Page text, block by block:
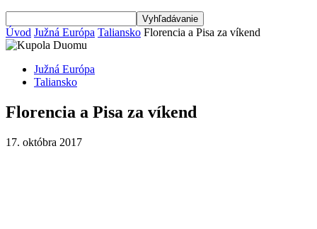
Úvod Južná Európa Taliansko Florencia a Pisa za víkend
Južná Európa
Taliansko
Florencia a Pisa za víkend
17. októbra 2017